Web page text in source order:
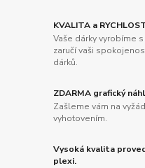
KVALITA a
Vaše dárky vyrobíme
zaručí vaši
dárků.
ZDARMA grafický
Zašleme vám na
vyhotovením.
Vysoká kvalita
plexi.